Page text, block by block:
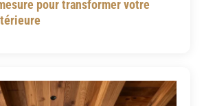
pour transformer votre